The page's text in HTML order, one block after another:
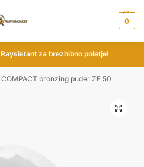
0
za brezhibno poletje!
COMPACT bronzing puder ZF 50